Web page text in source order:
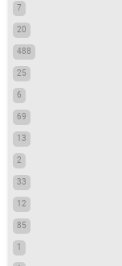
7
20
488
25
6
69
13
2
33
12
85
1